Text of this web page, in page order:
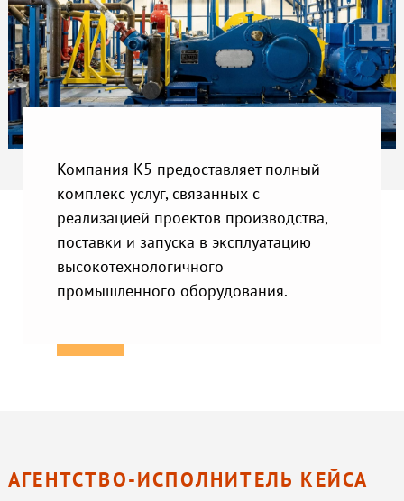
Компания К5 предоставляет полный
комплекс услуг, связанных с
реализацией проектов производства,
поставки и запуска в эксплуатацию
высокотехнологичного
промышленного оборудования.
АГЕНТСТВО-ИСПОЛНИТЕЛЬ КЕЙСА